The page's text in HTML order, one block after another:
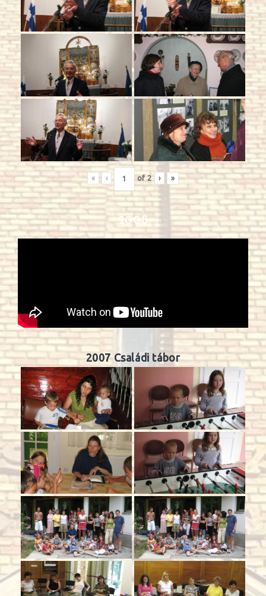
« ‹ of2 › »
2008
2007 Családi tábor